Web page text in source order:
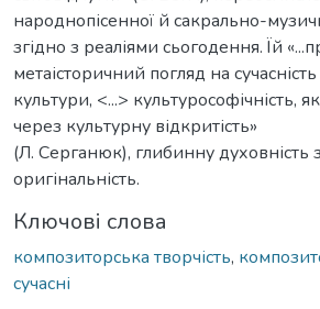
народнопісенної й сакрально-
згідно з реаліями сьогодення. Їй
метаісторичний погляд на сучасність
культури, <...> культурософічність,
через культурну відкритість»
(Л. Серганюк), глибинну духовність
оригінальність.
Ключові слова
композиторська творчість,
сучасні